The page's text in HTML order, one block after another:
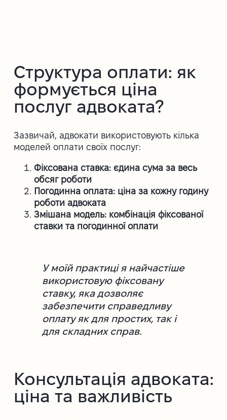
Структура оплати: як
формується ціна
послуг адвоката?
Зазвичай, адвокати використовують кілька
моделей оплати своїх послуг:
Фіксована ставка: єдина сума за весь
обсяг роботи
Погодинна оплата: ціна за кожну годину
роботи адвоката
Змішана модель: комбінація фіксованої
ставки та погодинної оплати
У моїй практиці я найчастіше
використовую фіксовану
ставку, яка дозволяє
забезпечити справедливу
оплату як для простих, так і
для складних справ.
Консультація адвоката:
ціна та важливість